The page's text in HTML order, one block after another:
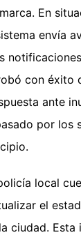
En
envía
con éxito
ante
por los
local
el
ciudad. Esta